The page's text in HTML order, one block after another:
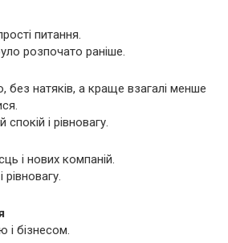
питання.
розпочато раніше.
без натяків, а краще взагалі менше
спокій і рівновагу.
і нових компаній.
рівновагу.
і бізнесом.